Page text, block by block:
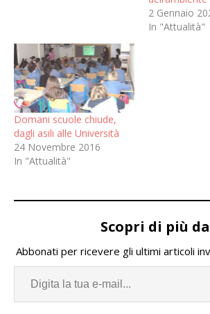
2 Gennaio
In "Attualità"
Domani scuole chiude,
dagli asili alle Università
24 Novembre 2016
In "Attualità"
Scopri di più da
Abbonati per ricevere gli ultimi articoli